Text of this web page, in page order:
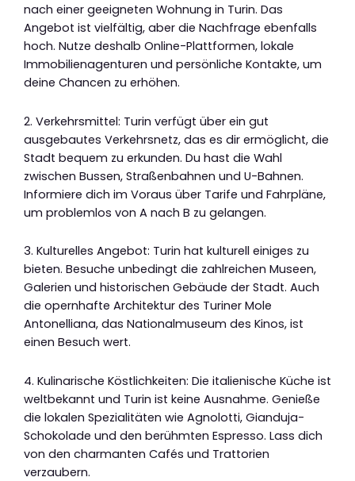
nach einer geeigneten Wohnung in Turin. Das
Angebot ist vielfältig, aber die Nachfrage ebenfalls
hoch. Nutze deshalb Online-Plattformen, lokale
Immobilienagenturen und persönliche Kontakte, um
deine Chancen zu erhöhen.
2. Verkehrsmittel: Turin verfügt über ein gut
ausgebautes Verkehrsnetz, das es dir ermöglicht, die
Stadt bequem zu erkunden. Du hast die Wahl
zwischen Bussen, Straßenbahnen und U-Bahnen.
Informiere dich im Voraus über Tarife und Fahrpläne,
um problemlos von A nach B zu gelangen.
3. Kulturelles Angebot: Turin hat kulturell einiges zu
bieten. Besuche unbedingt die zahlreichen Museen,
Galerien und historischen Gebäude der Stadt. Auch
die opernhafte Architektur des Turiner Mole
Antonelliana, das Nationalmuseum des Kinos, ist
einen Besuch wert.
4. Kulinarische Köstlichkeiten: Die italienische Küche ist
weltbekannt und Turin ist keine Ausnahme. Genieße
die lokalen Spezialitäten wie Agnolotti, Gianduja-
Schokolade und den berühmten Espresso. Lass dich
von den charmanten Cafés und Trattorien
verzaubern.